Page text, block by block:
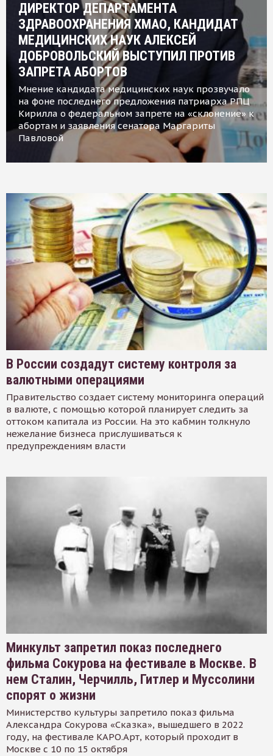
ДИРЕКТОР ДЕПАРТАМЕНТА
ЗДРАВООХРАНЕНИЯ ХМАО, КАНДИДАТ
МЕДИЦИНСКИХ НАУК АЛЕКСЕЙ
ДОБРОВОЛЬСКИЙ ВЫСТУПИЛ ПРОТИВ
ЗАПРЕТА АБОРТОВ
Мнение кандидата медицинских наук прозвучало
на фоне последнего предложения патриарха РПЦ
Кирилла о федеральном запрете на «склонение» к
абортам и заявления сенатора Маргариты
Павловой
В России создадут систему контроля за
валютными операциями
Правительство создает систему мониторинга операций
в валюте, с помощью которой планирует следить за
оттоком капитала из России. На это кабмин толкнуло
нежелание бизнеса прислушиваться к
предупреждениям власти
Минкульт запретил показ последнего
фильма Сокурова на фестивале в Москве. В
нем Сталин, Черчилль, Гитлер и Муссолини
спорят о жизни
Министерство культуры запретило показ фильма
Александра Сокурова «Сказка», вышедшего в 2022
году, на фестивале КАРО.Арт, который проходит в
Москве с 10 по 15 октября